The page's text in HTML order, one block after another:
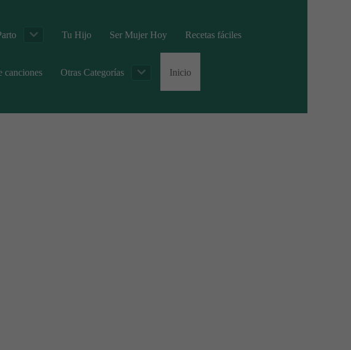
Tu Hijo Ser Mujer Hoy Recetas fáciles
canciones Otras Categorías Inicio